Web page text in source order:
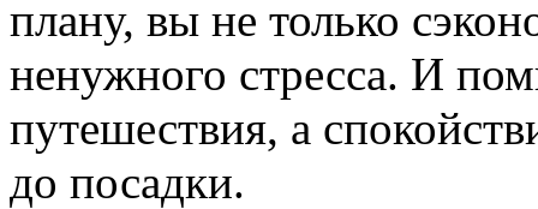
плану, вы не только
ненужного стресса. И
путешествия, а
до посадки.